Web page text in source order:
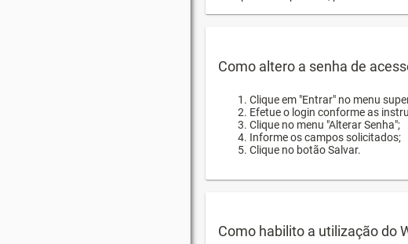
Como altero a senha de
Clique em "Entrar" no menu
Efetue o login conforme as
Clique no menu "Alterar Senha";
Informe os campos solicitados;
Clique no botão Salvar.
Como habilito a utilização do